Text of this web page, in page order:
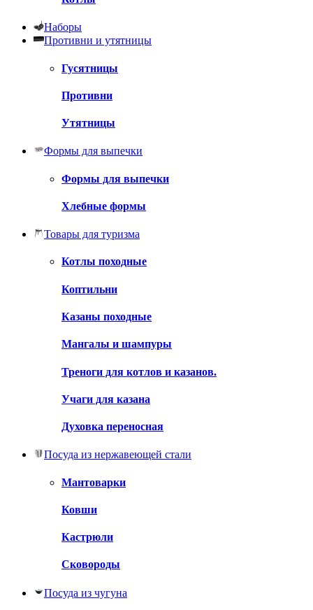
Наборы
Противни и утятницы
Гусятницы
Противни
Утятницы
Формы для выпечки
Формы для выпечки
Хлебные формы
Товары для туризма
Котлы походные
Коптильни
Казаны походные
Мангалы и шампуры
Треноги для котлов и казанов.
Учаги для казана
Духовка переносная
Посуда из нержавеющей стали
Мантоварки
Ковши
Кастрюли
Сковороды
Посуда из чугуна